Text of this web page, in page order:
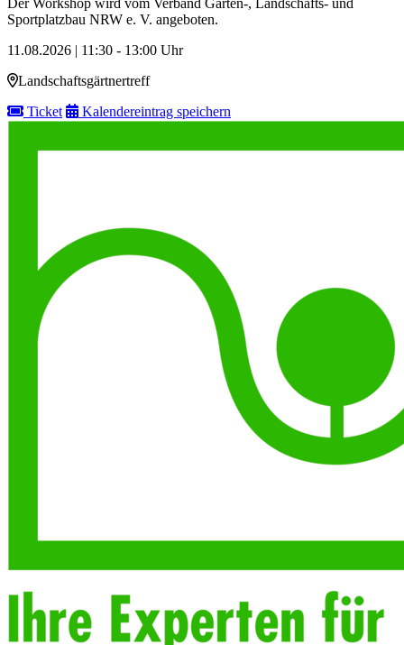
Sportplatzbau NRW e. V. angeboten.
11.08.2026 | 11:30 - 13:00 Uhr
Landschaftsgärtnertreff
Ticket
Kalendereintrag speichern